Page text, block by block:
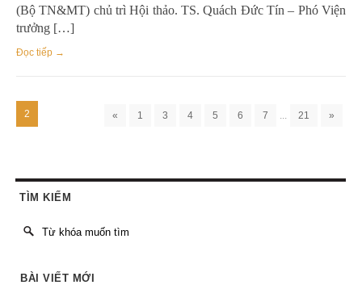
(Bộ TN&MT) chủ trì Hội thảo. TS. Quách Đức Tín – Phó Viện
trưởng […]
Đọc tiếp →
« 1
2 3 4 5 6 7 ... 21 »
TÌM KIẾM
BÀI VIẾT MỚI